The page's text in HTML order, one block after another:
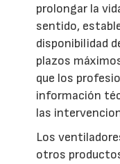
prolongar la
sentido,
disponibilidad
plazos
que los
información
las
Los
otros